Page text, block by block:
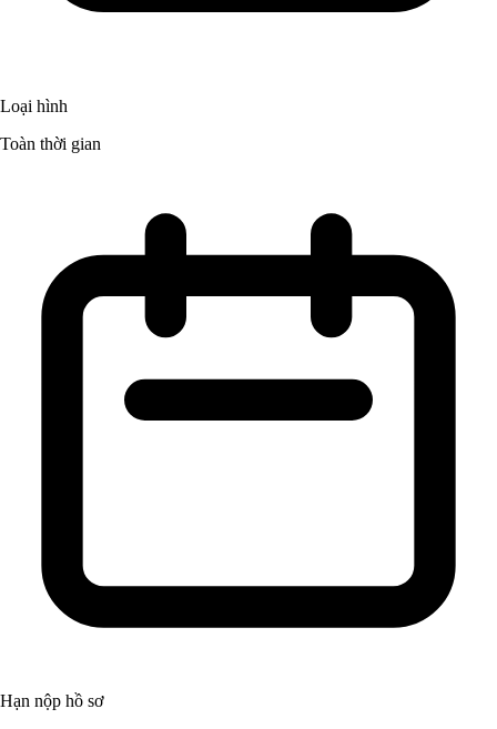
Loại hình
Toàn thời gian
Hạn nộp hồ sơ